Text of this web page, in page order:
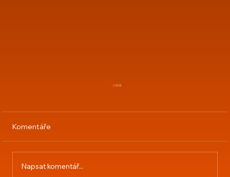
Komentáře
Napsat komentář...